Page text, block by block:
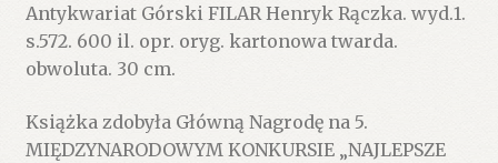
Antykwariat Górski FILAR Henryk Rączka. wyd.1.
s.572. 600 il. opr. oryg. kartonowa twarda.
obwoluta. 30 cm.
Książka zdobyła Główną Nagrodę na 5.
MIĘDZYNARODOWYM KONKURSIE „NAJLEPSZE